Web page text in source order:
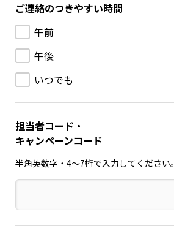
ご連絡のつきやすい時間
午前
午後
いつでも
担当者コード・
キャンペーンコード
半角英数字・4〜7桁で入力してください。